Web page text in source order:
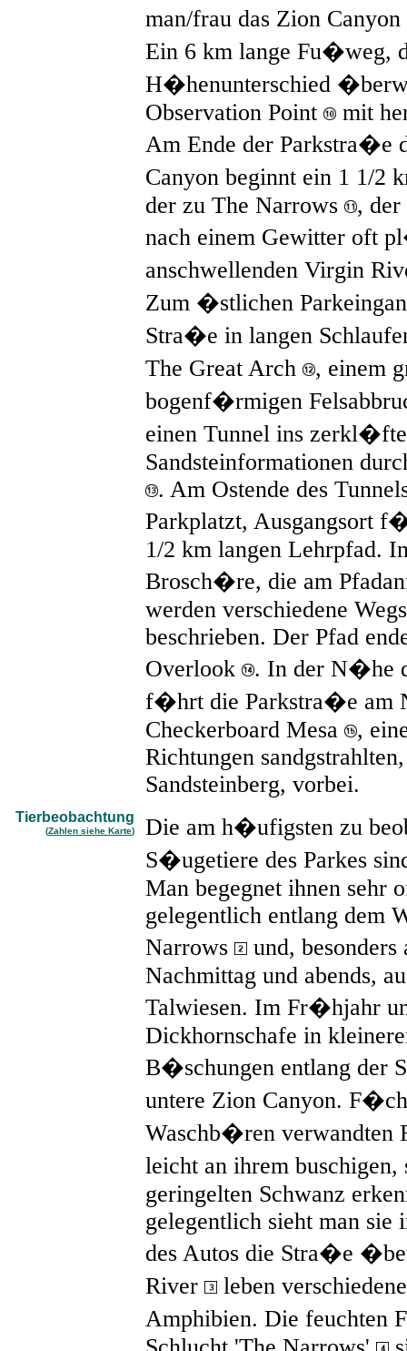
man/frau das Zion
Ein 6 km lange Fu�weg,
H�henunterschied
Observation Point
mit
Am Ende der Parkstra�e
Canyon beginnt ein 1 1/2
der zu The Narrows
, der
nach einem Gewitter oft
anschwellenden Virgin
Zum �stlichen
Stra�e in langen
The Great Arch
, einem
bogenf�rmigen
einen Tunnel ins
Sandsteinformationen
. Am Ostende des
Parkplatzt, Ausgangsort
1/2 km langen Lehrpfad.
Brosch�re, die am
werden verschiedene
beschrieben. Der Pfad
Overlook
. In der N�he
f�hrt die Parkstra�e am
Checkerboard Mesa
,
Richtungen
Sandsteinberg, vorbei.
Tierbeobachtung
(Zahlen siehe Karte)
Die am h�ufigsten zu
S�ugetiere des Parkes
Man begegnet ihnen sehr
gelegentlich entlang dem
Narrows
und,
Nachmittag und abends,
Talwiesen. Im Fr�hjahr
Dickhornschafe in
B�schungen entlang der
untere Zion Canyon.
Waschb�ren verwandten
leicht an ihrem
geringelten Schwanz
gelegentlich sieht man
des Autos die Stra�e
River
leben
Amphibien. Die feuchten